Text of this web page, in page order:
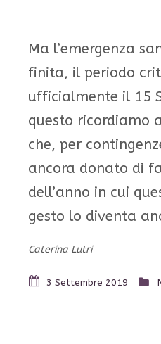
Ma l’emergenza
finita, il periodo
ufficialmente il 15
questo ricordiamo
che, per
ancora donato di
dell’anno in cui
gesto lo diventa
Caterina Lutri
3 Settembre 2019